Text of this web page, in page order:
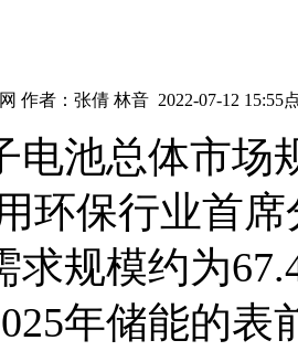
作者： 张倩 林音 2022-07-12 15:55
电池总体市场
环保行业首
求规模约为
年储能的